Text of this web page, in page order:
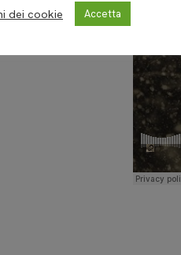
dei cookie Accetta